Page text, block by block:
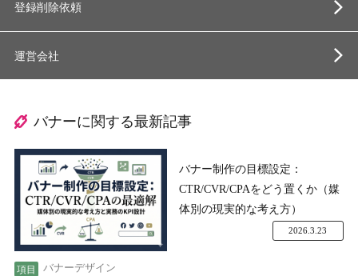
登録削除依頼
運営会社
バナーに関する最新記事
バナー制作の目標設定：
CTR/CVR/CPAをどう置くか（媒
体別の現実的な考え方）
バナーデザイン
2026.3.23